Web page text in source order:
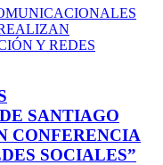
SANTIAGO
CONFERENCIA
SOCIALES”